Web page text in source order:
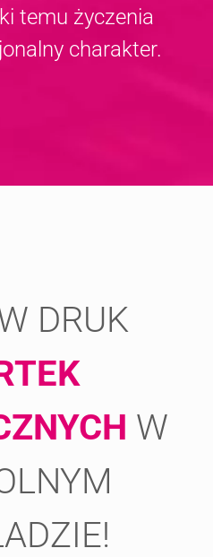
temu życzenia
charakter.
DRUK
W